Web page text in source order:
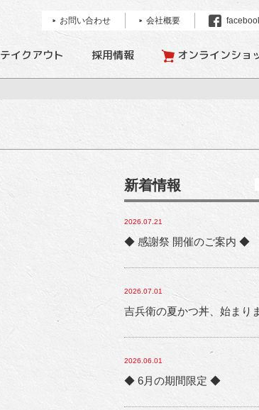
テイクアウト 採用情報 オンラインショ
お問い合わせ 会社概要
新着情報
2026.07.21
◆ 感謝祭 開催のご案内 ◆
2026.07.01
吉兵衛の夏かつ丼、始まり
2026.06.01
◆ 6月の期間限定 ◆